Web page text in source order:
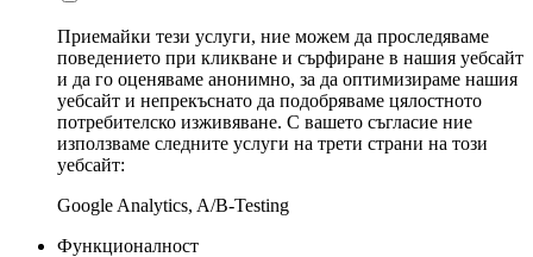
Приемайки тези услуги, ние можем да проследяваме
поведението при кликване и сърфиране в нашия уебсайт
и да го оценяваме анонимно, за да оптимизираме нашия
уебсайт и непрекъснато да подобряваме цялостното
потребителско изживяване. С вашето съгласие ние
използваме следните услуги на трети страни на този
уебсайт:
Google Analytics, A/B-Testing
Функционалност